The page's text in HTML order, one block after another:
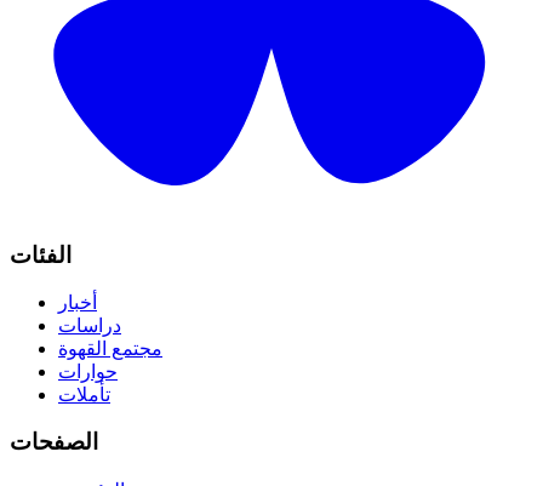
الفئات
أخبار
دراسات
مجتمع القهوة
حوارات
تأملات
الصفحات